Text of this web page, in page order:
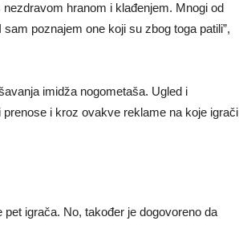
hranom i klađenjem. Mnogi od
poznajem one koji su zbog toga patili”,
imidža nogometaša. Ugled i
i kroz ovakve reklame na koje igrači
igrača. No, također je dogovoreno da